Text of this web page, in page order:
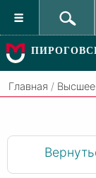
Главная / Высшее